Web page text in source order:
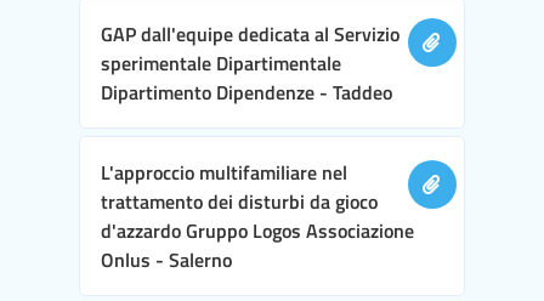
GAP dall'equipe dedicata al Servizio
sperimentale Dipartimentale
Dipartimento Dipendenze - Taddeo
L'approccio multifamiliare nel
trattamento dei disturbi da gioco
d'azzardo Gruppo Logos Associazione
Onlus - Salerno